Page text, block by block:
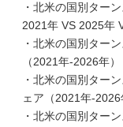
・北米の国別ター
2021年 VS 2025年
・北米の国別ター
（2021年-2026年）
・北米の国別ター
ェア（2021年-2026
・北米の国別ター